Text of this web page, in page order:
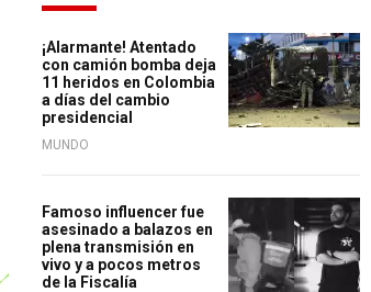
¡Alarmante! Atentado
con camión bomba deja
11 heridos en Colombia
a días del cambio
presidencial
MUNDO
Famoso influencer fue
asesinado a balazos en
plena transmisión en
vivo y a pocos metros
de la Fiscalía